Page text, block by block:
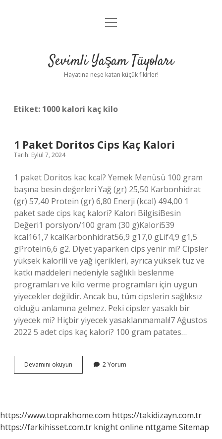
Anasayfa
Yasal Uyarı
menüyü
Sevimli Yaşam Tüyoları
Hayatına neşe katan küçük fikirler!
Etiket: 1000 kalori kaç kilo
1 Paket Doritos Cips Kaç Kalori
Tarih: Eylül 7, 2024
1 paket Doritos kac kcal? Yemek Menüsü 100 gram
başına besin değerleri Yağ (gr) 25,50 Karbonhidrat
(gr) 57,40 Protein (gr) 6,80 Enerji (kcal) 494,00 1
paket sade cips kaç kalori? Kalori BilgisiBesin
Değeri1 porsiyon/100 gram (30 g)Kalori539
kcal161,7 kcalKarbonhidrat56,9 g17,0 gLif4,9 g1,5
gProtein6,6 g2. Diyet yaparken cips yenir mi? Cipsler
yüksek kalorili ve yağ içerikleri, ayrıca yüksek tuz ve
katkı maddeleri nedeniyle sağlıklı beslenme
programları ve kilo verme programları için uygun
yiyecekler değildir. Ancak bu, tüm cipslerin sağlıksız
olduğu anlamına gelmez. Peki cipsler yasaklı bir
yiyecek mi? Hiçbir yiyecek yasaklanmamalı!7 Ağustos
2022 5 adet cips kaç kalori? 100 gram patates…
Devamını okuyun
Paket
2 Yorum
https://www.toprakhome.com https://takidizayn.com.tr
https://farkihisset.com.tr knight online nttgame Sitemap